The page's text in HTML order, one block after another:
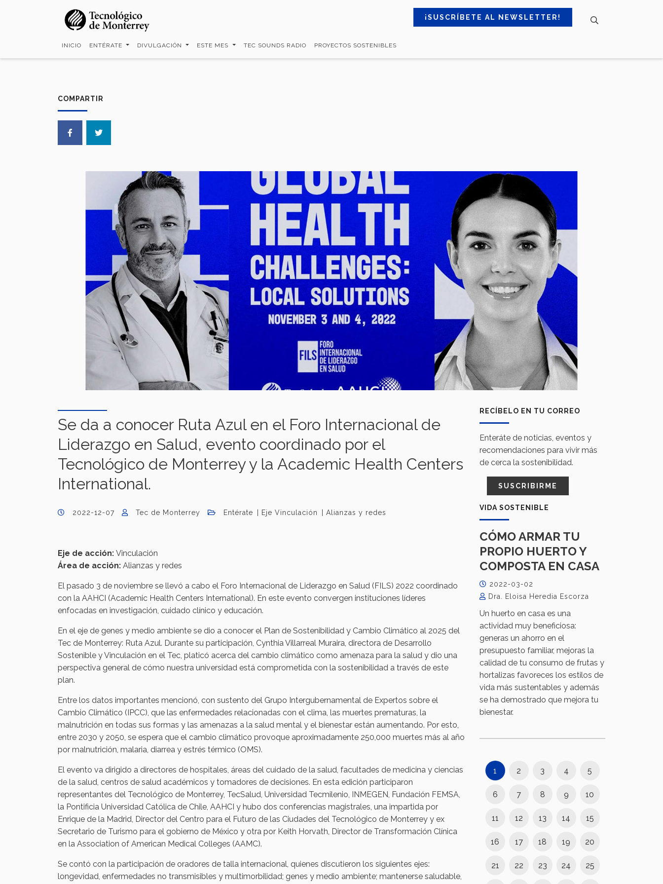
¡SUSCRÍBETE AL NEWSLETTER!
INICIO ENTÉRATE DIVULGACIÓN ESTE MES TEC SOUNDS RADIO PROYECTOS SOSTENIBLES
COMPARTIR
Se da a conocer Ruta Azul en el Foro Internacional de
Liderazgo en Salud, evento coordinado por el
Tecnológico de Monterrey y la Academic Health Centers
International.
2022-12-07 Tec de Monterrey Entérate Eje Vinculación Alianzas y redes​
Eje de acción: Vinculación
Área de acción: Alianzas y redes
El pasado 3 de noviembre se llevó a cabo el Foro Internacional de Liderazgo en Salud (FILS) 2022 coordinado
con la AAHCI (Academic Health Centers International). En este evento convergen instituciones líderes
enfocadas en investigación, cuidado clínico y educación.
En el eje de genes y medio ambiente se dio a conocer el Plan de Sostenibilidad y Cambio Climático al 2025 del
Tec de Monterrey: Ruta Azul. Durante su participación, Cynthia Villarreal Muraira, directora de Desarrollo
Sostenible y Vinculación en el Tec, platicó acerca del cambio climático como amenaza para la salud y dio una
perspectiva general de cómo nuestra universidad está comprometida con la sostenibilidad a través de este
plan.
Entre los datos importantes mencionó, con sustento del Grupo Intergubernamental de Expertos sobre el
Cambio Climático (IPCC), que las enfermedades relacionadas con el clima, las muertes prematuras, la
malnutrición en todas sus formas y las amenazas a la salud mental y el bienestar están aumentando. Por esto,
entre 2030 y 2050, se espera que el cambio climático provoque aproximadamente 250,000 muertes más al año
por malnutrición, malaria, diarrea y estrés térmico (OMS).
El evento va dirigido a directores de hospitales, áreas del cuidado de la salud, facultades de medicina y ciencias
de la salud, centros de salud académicos y tomadores de decisiones. En esta edición participaron
representantes del Tecnológico de Monterrey, TecSalud, Universidad Tecmilenio, INMEGEN, Fundación FEMSA,
la Pontificia Universidad Católica de Chile, AAHCI y hubo dos conferencias magistrales, una impartida por
Enrique de la Madrid, Director del Centro para el Futuro de las Ciudades del Tecnológico de Monterrey y ex
Secretario de Turismo para el gobierno de México y otra por Keith Horvath, Director de Transformación Clínica
en la Association of American Medical Colleges (AAMC).
Se contó con la participación de oradores de talla internacional, quienes discutieron los siguientes ejes:
longevidad, enfermedades no transmisibles y multimorbilidad; genes y medio ambiente; mantenerse saludable,
RECÍBELO EN TU CORREO
Enteráte de noticias, eventos y
recomendaciones para vivir más
de cerca la sostenibilidad.
SUSCRIBIRME
VIDA SOSTENIBLE
CÓMO ARMAR TU
PROPIO HUERTO Y
COMPOSTA EN CASA
2022-03-02
Dra. Eloisa Heredia Escorza
Un huerto en casa es una
actividad muy beneficiosa:
generas un ahorro en el
presupuesto familiar, mejoras la
calidad de tu consumo de frutas y
hortalizas favoreces los estilos de
vida más sustentables y además
se ha demostrado que mejora tu
bienestar.
1 2 3 4 5
6 7 8 9 10
11 12 13 14 15
16 17 18 19 20
21 22 23 24 25